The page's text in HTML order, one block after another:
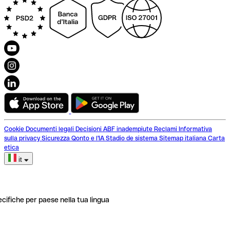
Cookie Documenti legali Decisioni ABF inadempiute Reclami Informativa
sulla privacy Sicurezza Qonto e l'IA Stadio de sistema Sitemap italiana Carta
etica
it
per paese nella tua lingua